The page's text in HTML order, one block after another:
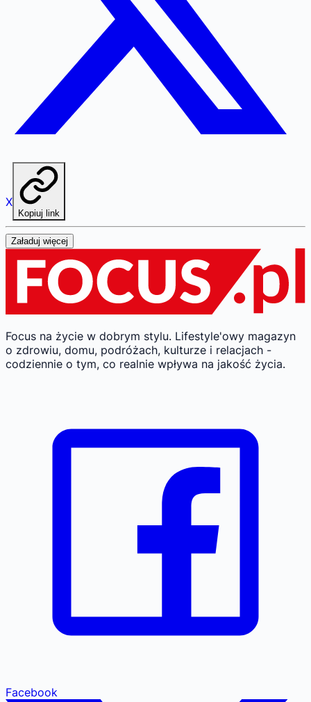
X
Kopiuj link
Załaduj więcej
Focus na życie w dobrym stylu. Lifestyle'owy magazyn
o zdrowiu, domu, podróżach, kulturze i relacjach -
codziennie o tym, co realnie wpływa na jakość życia.
Facebook